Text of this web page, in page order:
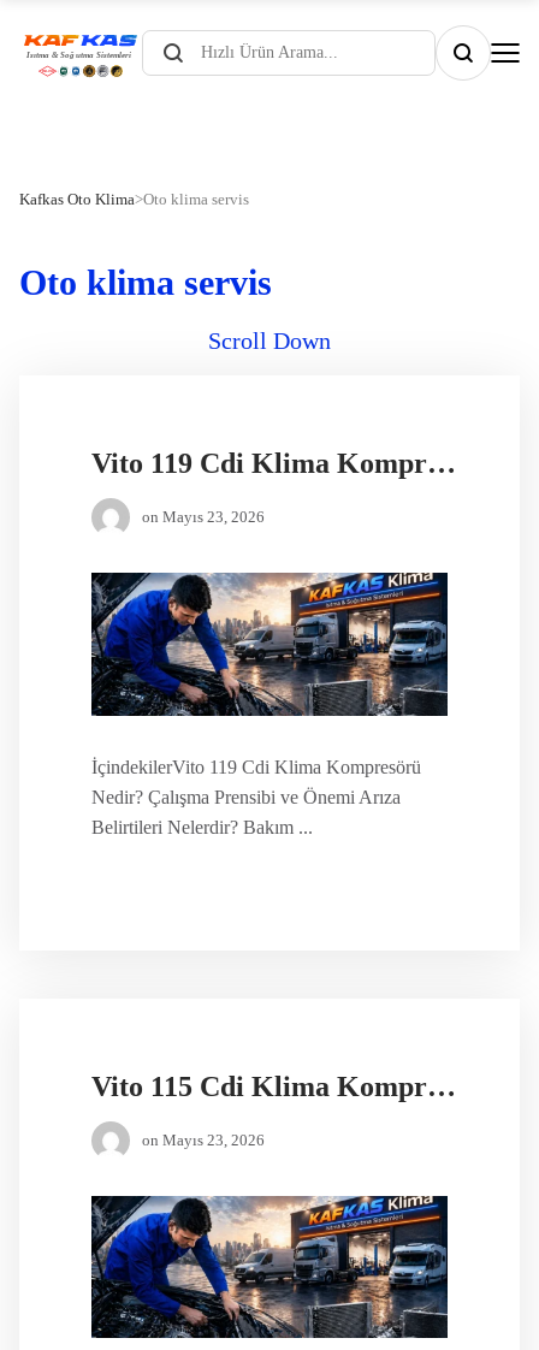
Products
search
Kafkas Oto Klima>Oto klima servis
Oto klima servis
Scroll Down
Vito 119 Cdi Klima Kompresörü
on Mayıs 23, 2026
İçindekilerVito 119 Cdi Klima Kompresörü
Nedir? Çalışma Prensibi ve Önemi Arıza
Belirtileri Nelerdir? Bakım ...
Vito 115 Cdi Klima Kompresörü
on Mayıs 23, 2026